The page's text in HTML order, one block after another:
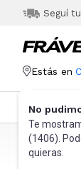
Seguí
Estás en
No
Te
(1406).
quieras.
Frávega